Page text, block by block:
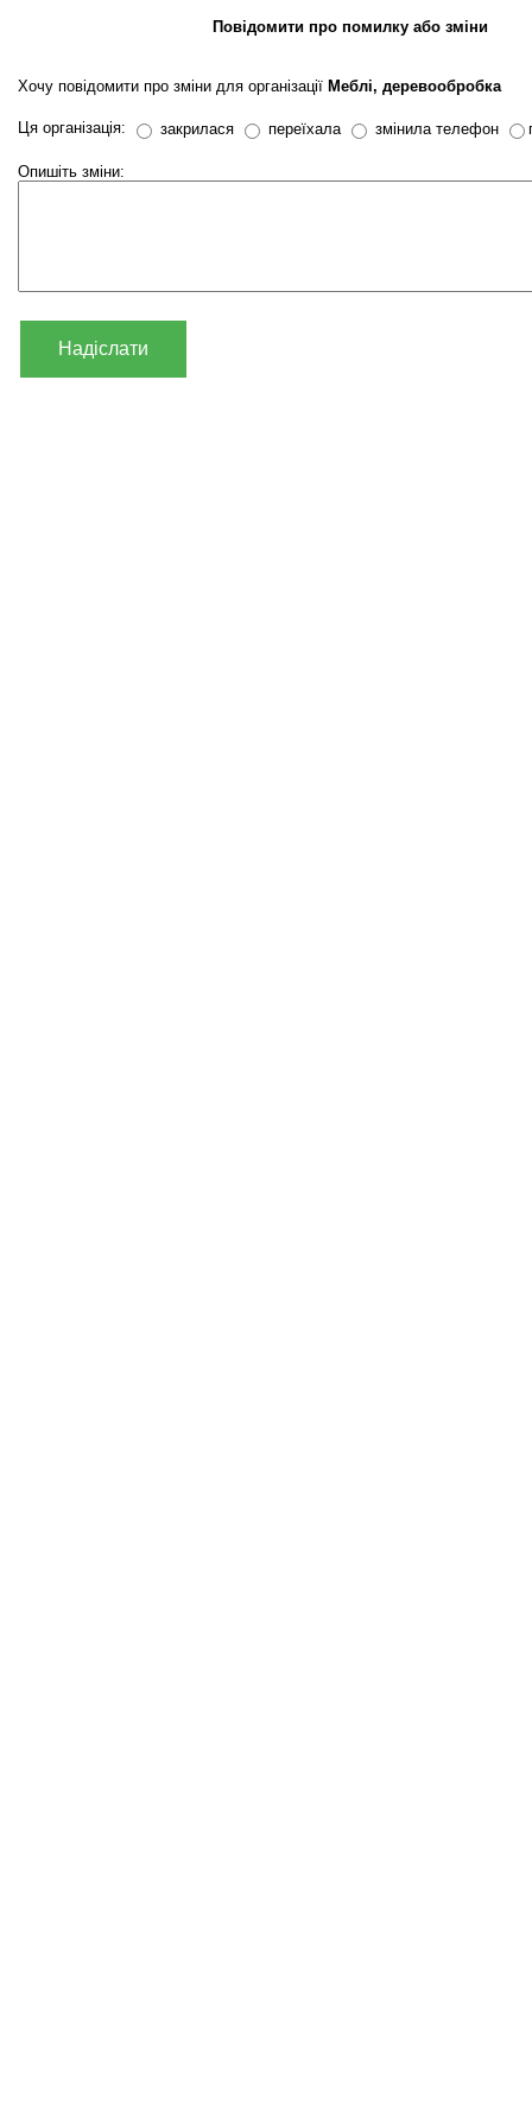
Повідомити про помилку або зміни
Хочу повідомити про зміни для організації Меблі, деревообробка
Ця організація: закрилася переїхала змінила телефон
Опишіть зміни:
Надіслати